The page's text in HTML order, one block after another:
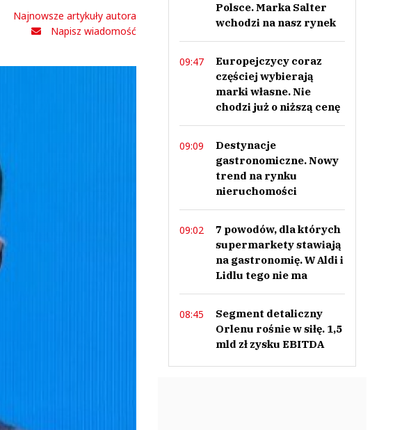
Najnowsze artykuły autora
Napisz wiadomość
Polsce. Marka Salter
wchodzi na nasz rynek
09:47
Europejczycy coraz
częściej wybierają
marki własne. Nie
chodzi już o niższą cenę
09:09
Destynacje
gastronomiczne. Nowy
trend na rynku
nieruchomości
09:02
7 powodów, dla których
supermarkety stawiają
na gastronomię. W Aldi i
Lidlu tego nie ma
08:45
Segment detaliczny
Orlenu rośnie w siłę. 1,5
mld zł zysku EBITDA